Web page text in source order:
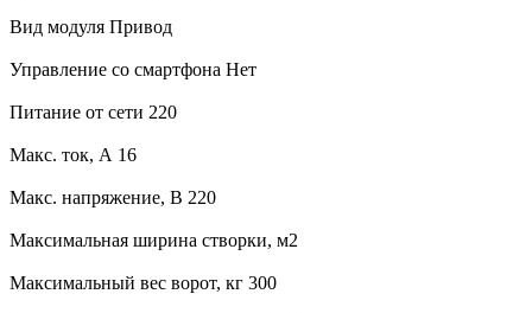
Вид модуля Привод
Управление со смартфона Нет
Питание от сети 220
Макс. ток, А 16
Макс. напряжение, В 220
Максимальная ширина створки, м2
Максимальный вес ворот, кг 300